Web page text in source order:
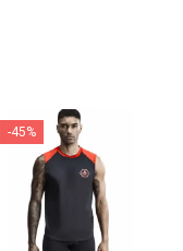
-45%